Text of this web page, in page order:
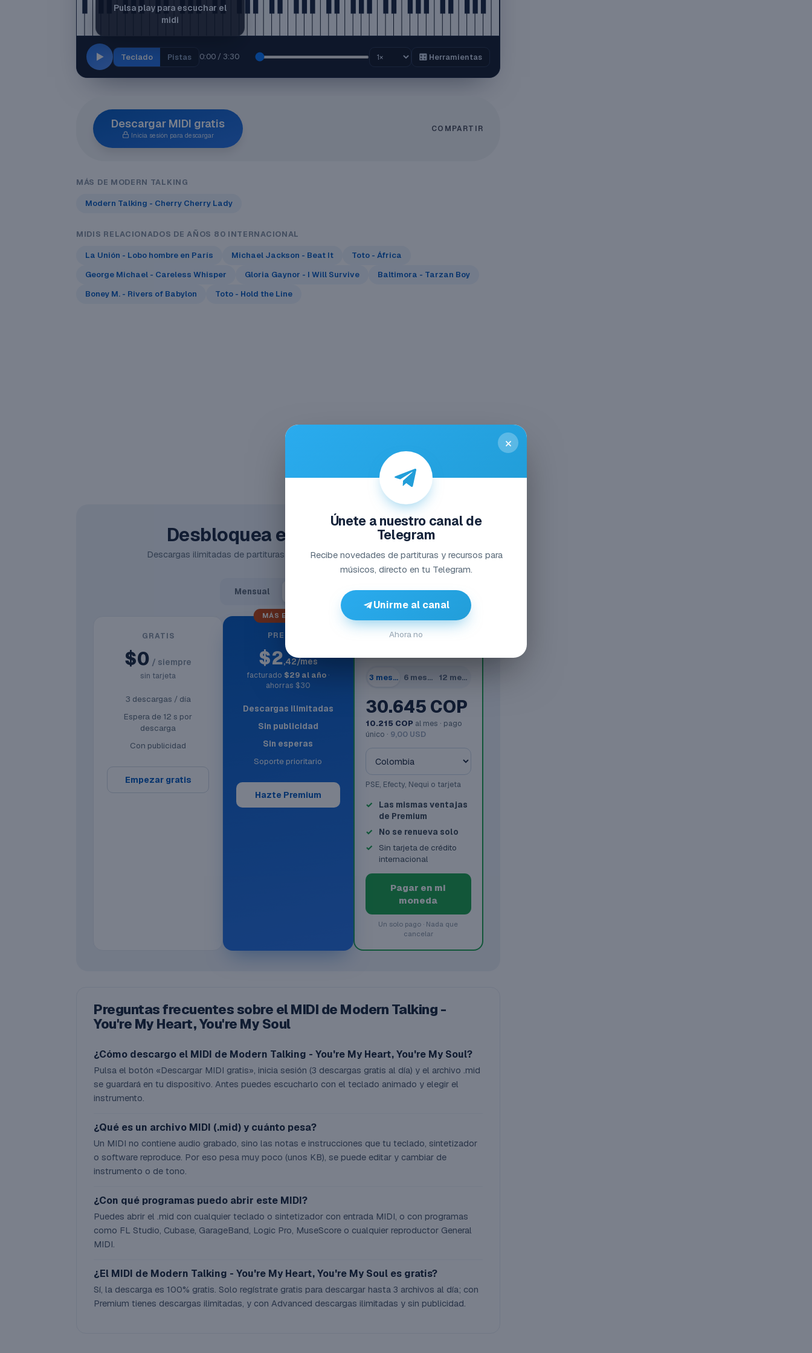
Pulsa play para escuchar el
midi
Teclado Pistas 0:00 / 3:30 🎛️ Herramientas
Descargar MIDI gratis
Inicia sesión para descargar
COMPARTIR
MÁS DE MODERN TALKING
Modern Talking - Cherry Cherry Lady
MIDIS RELACIONADOS DE AÑOS 80 INTERNACIONAL
La Unión - Lobo hombre en París Michael Jackson - Beat It
Toto - África
George Michael - Careless Whisper
Gloria Gaynor - I Will Survive
Baltimora - Tarzan Boy
Boney M. - Rivers of Babylon
Toto - Hold the Line
Desbloquea el Acceso Total
Descargas ilimitadas de partituras y MIDIs, sin anuncios y sin esperas.
Mensual
GRATIS
$0 / siempre
sin tarjeta
3 descargas / día
Espera de 12 s por
descarga
Con publicidad
Empezar gratis
MÁS ELEGIDO
PREMIUM
$2,42/mes
facturado $29 al año·
ahorras $30
Descargas ilimitadas
Sin publicidad
Sin esperas
Soporte prioritario
Hazte Premium
SIN TARJETA INTERNACIONAL
Premium en tu
3 meses 6 meses 12 meses
30.645 COP
10.215 COP al mes · pago
único · 9,00 USD
PSE, Efecty, Nequi o tarjeta
Las mismas ventajas
de Premium
No se renueva solo
Sin tarjeta de crédito
internacional
Pagar en mi
moneda
Un solo pago · Nada que
cancelar
Preguntas frecuentes sobre el MIDI de Modern Talking -
You're My Heart, You're My Soul
¿Cómo descargo el MIDI de Modern Talking - You're My Heart, You're My Soul?
Pulsa el botón «Descargar MIDI gratis», inicia sesión (3 descargas gratis al día) y el archivo .mid
se guardará en tu dispositivo. Antes puedes escucharlo con el teclado animado y elegir el
instrumento.
¿Qué es un archivo MIDI (.mid) y cuánto pesa?
Un MIDI no contiene audio grabado, sino las notas e instrucciones que tu teclado, sintetizador
o software reproduce. Por eso pesa muy poco (unos KB), se puede editar y cambiar de
instrumento o de tono.
¿Con qué programas puedo abrir este MIDI?
Puedes abrir el .mid con cualquier teclado o sintetizador con entrada MIDI, o con programas
como FL Studio, Cubase, GarageBand, Logic Pro, MuseScore o cualquier reproductor General
MIDI.
¿El MIDI de Modern Talking - You're My Heart, You're My Soul es gratis?
Sí, la descarga es 100% gratis. Solo regístrate gratis para descargar hasta 3 archivos al día; con
Premium tienes descargas ilimitadas, y con Advanced descargas ilimitadas y sin publicidad.
×
Únete a nuestro canal de
Telegram
Recibe novedades de partituras y recursos para
músicos, directo en tu Telegram.
Unirme al canal
Ahora no